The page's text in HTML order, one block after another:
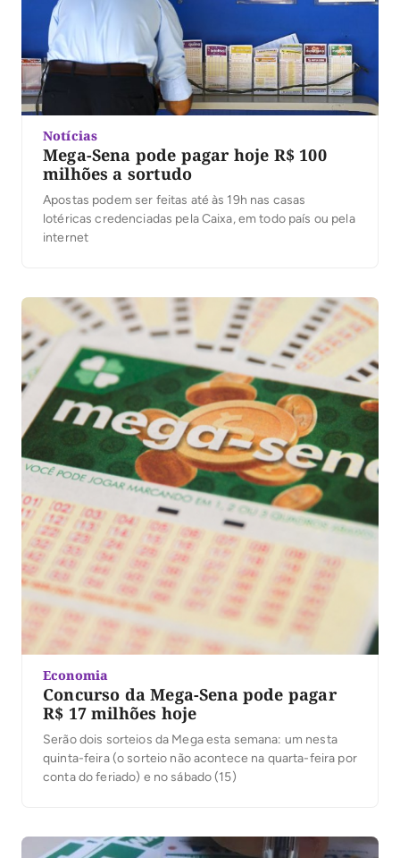
Notícias
Mega-Sena pode pagar hoje R$ 100
milhões a sortudo
Apostas podem ser feitas até às 19h nas casas
lotéricas credenciadas pela Caixa, em todo país ou pela
internet
Economia
Concurso da Mega-Sena pode pagar
R$ 17 milhões hoje
Serão dois sorteios da Mega esta semana: um nesta
quinta-feira (o sorteio não acontece na quarta-feira por
conta do feriado) e no sábado (15)